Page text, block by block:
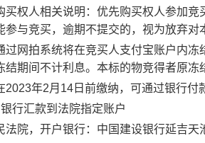
买权人相关说明：优先购买权人参加竞
参与竞买，逾期不提交的，视为放弃对
过网拍系统将在竞买人支付宝账户内
结期间不计利息。本标的物竞得者原
2023年2月 14 日 前缴纳，可通过银行付
行汇款到法院指定账户
法院，开户银行：中国建设银行延吉